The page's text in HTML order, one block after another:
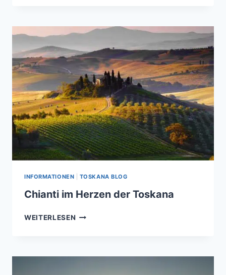
–
FÜR
TOURISTEN
ORGANISIEREN
INFORMATIONEN TOSKANA BLOG
Chianti im Herzen der Toskana
WEITERLESEN CHIANTI
TOSKANA